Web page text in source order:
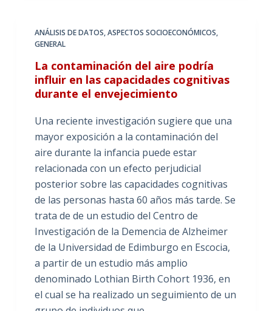
ANÁLISIS DE DATOS,ASPECTOS SOCIOECONÓMICOS,
GENERAL
La contaminación del aire podría
influir en las capacidades cognitivas
durante el envejecimiento
Una reciente investigación sugiere que una
mayor exposición a la contaminación del
aire durante la infancia puede estar
relacionada con un efecto perjudicial
posterior sobre las capacidades cognitivas
de las personas hasta 60 años más tarde. Se
trata de de un estudio del Centro de
Investigación de la Demencia de Alzheimer
de la Universidad de Edimburgo en Escocia,
a partir de un estudio más amplio
denominado Lothian Birth Cohort 1936, en
el cual se ha realizado un seguimiento de un